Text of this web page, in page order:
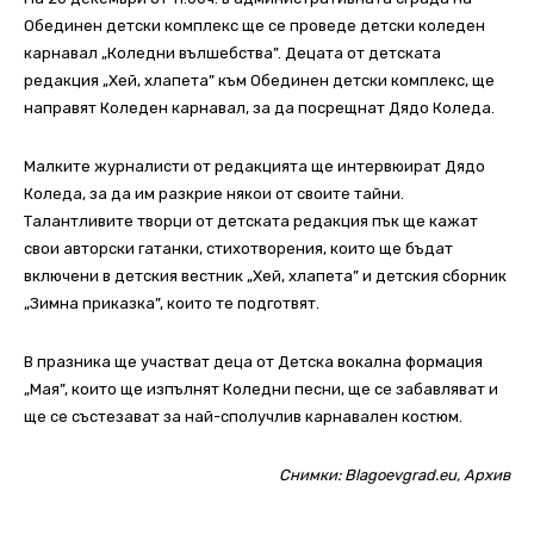
Обединен детски комплекс ще се проведе детски коледен
карнавал „Коледни вълшебства”. Децата от детската
редакция „Хей, хлапета” към Обединен детски комплекс, ще
направят Коледен карнавал, за да посрещнат Дядо Коледа.
Малките журналисти от редакцията ще интервюират Дядо
Коледа, за да им разкрие някои от своите тайни.
Талантливите творци от детската редакция пък ще кажат
свои авторски гатанки, стихотворения, които ще бъдат
включени в детския вестник „Хей, хлапета” и детския сборник
„Зимна приказка”, които те подготвят.
В празника ще участват деца от Детска вокална формация
„Мая”, които ще изпълнят Коледни песни, ще се забавляват и
ще се състезават за най-сполучлив карнавален костюм.
Снимки: Blagoevgrad.eu, Архив